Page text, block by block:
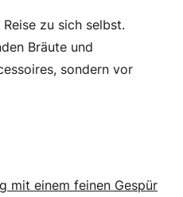
zu sich selbst.
Bräute und
sondern vor
mit einem feinen Gespür